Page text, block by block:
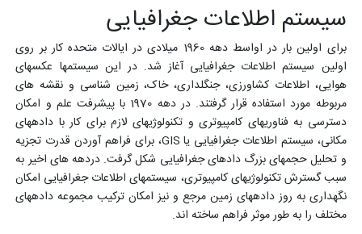
سیستم اطلاعات جغرافیایی
برای اولین بار در اواسط دهه 1960 میلادی در ایالات متحده کار بر روی
اولین سیستم اطلاعات جغرافیایی آغاز شد. در این سیستم­ها عکس­های
هوایی، اطلاعات کشاورزی، جنگلداری، خاک، زمین شناسی و نقشه­ های
مربوطه مورد استفاده قرار گرفتند. در دهه 1970 با پیشرفت علم و امکان
دسترسی به فناوری­های کامپیوتری و تکنولوژی­های لازم برای کار با داده­های
مکانی، سیستم اطلاعات جغرافیایی یا GIS، برای فراهم آوردن قدرت تجزیه
و تحلیل حجم­های بزرگ داد­های جغرافیایی شکل گرفت. دردهه­ های اخیر به
سبب گسترش تکنولوژی­های کامپیوتری، سیستم­های اطلاعات جغرافیایی امکان
نگهداری به روز داده­های زمین مرجع و نیز امکان ترکیب مجموعه داده­های
مختلف را به طور موثر فراهم ساخته­ اند.